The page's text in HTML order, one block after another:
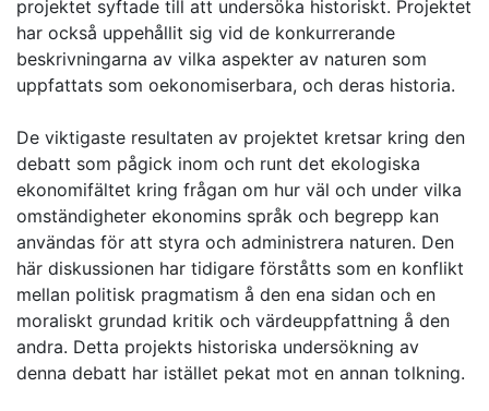
projektet syftade till att undersöka historiskt. Projektet
har också uppehållit sig vid de konkurrerande
beskrivningarna av vilka aspekter av naturen som
uppfattats som oekonomiserbara, och deras historia.
De viktigaste resultaten av projektet kretsar kring den
debatt som pågick inom och runt det ekologiska
ekonomifältet kring frågan om hur väl och under vilka
omständigheter ekonomins språk och begrepp kan
användas för att styra och administrera naturen. Den
här diskussionen har tidigare förståtts som en konflikt
mellan politisk pragmatism å den ena sidan och en
moraliskt grundad kritik och värdeuppfattning å den
andra. Detta projekts historiska undersökning av
denna debatt har istället pekat mot en annan tolkning.